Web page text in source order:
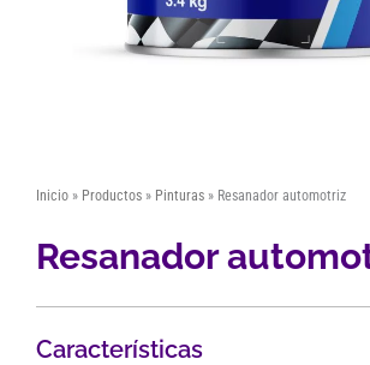
Inicio » Productos » Pinturas » Resanador automotriz
Resanador
Características